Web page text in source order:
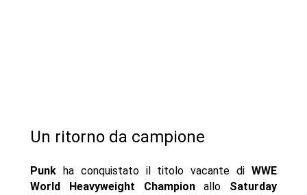
Un ritorno da campione
Punkha conquistato il titolo vacante diWWE
World Heavyweight Championallo Saturday